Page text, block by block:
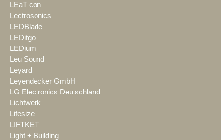
LEaT con
Lectrosonics
LEDBlade
LEDitgo
LEDium
Leu Sound
Leyard
Leyendecker GmbH
LG Electronics Deutschland
Lichtwerk
Lifesize
LIFTKET
Light + Building